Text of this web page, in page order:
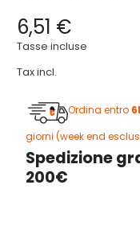
6,51 €
Tasse incluse
Tax incl.
Ordina entro
giorni (week end
Spedizione
200€